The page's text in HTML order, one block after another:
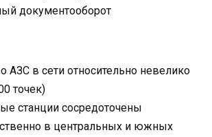
документооборот
АЗС в сети относительно невелико
точек)
станции сосредоточены
в центральных и южных